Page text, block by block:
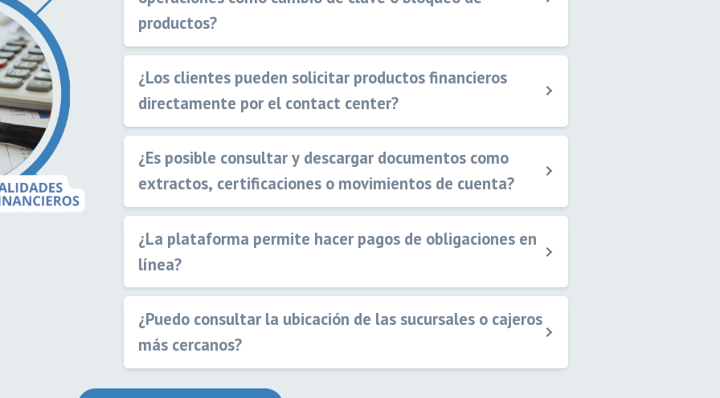
productos?
¿Los clientes pueden solicitar productos financieros
directamente por el contact center?
¿Es posible consultar y descargar documentos como
extractos, certificaciones o movimientos de cuenta?
¿La plataforma permite hacer pagos de obligaciones en
línea?
¿Puedo consultar la ubicación de las sucursales o cajeros
más cercanos?